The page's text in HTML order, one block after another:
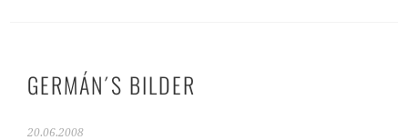
GERMÁN´S BILDER
20.06.2008